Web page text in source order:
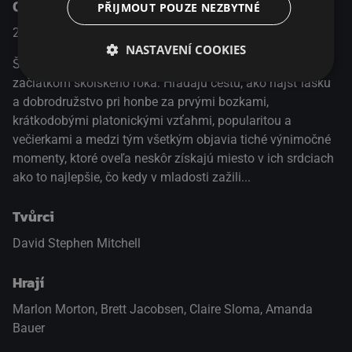
O pořadu
2010
Štyrom teenagerom začína posledná letná noc pred
začiatkom školského roka. Hľadajú cestu, ako nájsť lásku
a dobrodružstvo pri honbe za prvými bozkami,
krátkodobými platonickými vzťahmi, popularitou a
večierkami a medzi tým všetkým objavia tiché výnimočné
momenty, ktoré oveľa neskôr získajú miesto v ich srdciach
ako to najlepšie, čo kedy v mladosti zažili...
Tvůrci
David Stephen Mitchell
Hrají
Marlon Morton, Brett Jacobsen, Claire Sloma, Amanda
Bauer
PŘIJMOUT POUZE NEZBYTNÉ
NASTAVENÍ COOKIES